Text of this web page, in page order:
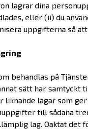
lagrar dina
eller (ii) du
uppgifterna så
behandlas på
sätt har samtyckt
liknande lagar som
till sådana
lag. Oaktat det